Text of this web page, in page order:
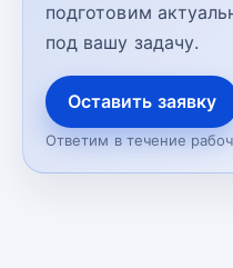
подготовим
под вашу задачу.
Оставить заявку
Ответим в течение